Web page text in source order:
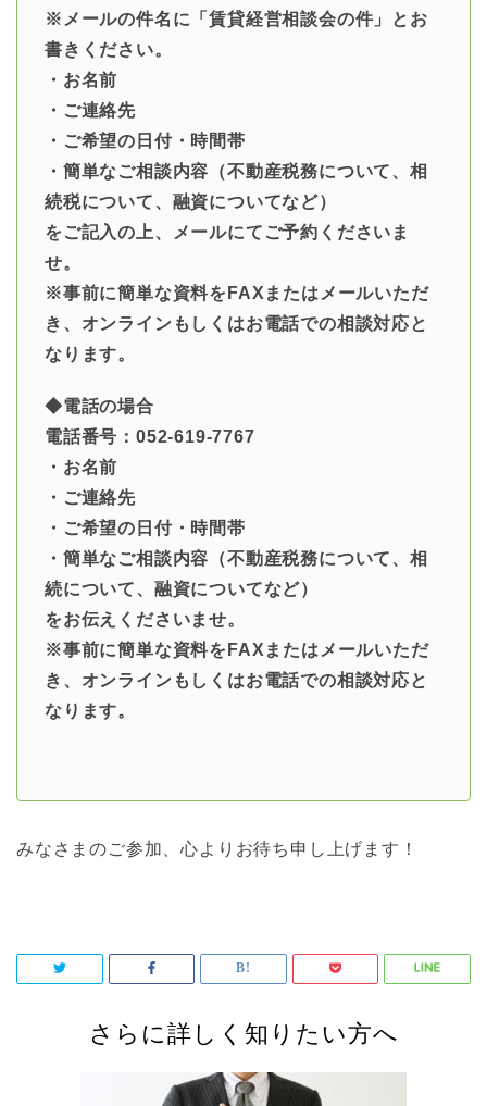
※メールの件名に「賃貸経営相談会の件」とお
書きください。
・お名前
・ご連絡先
・ご希望の日付・時間帯
・簡単なご相談内容（不動産税務について、相
続税について、融資についてなど）
をご記入の上、メールにてご予約くださいま
せ。
※事前に簡単な資料をFAXまたはメールいただ
き、オンラインもしくはお電話での相談対応と
なります。
◆電話の場合
電話番号：052-619-7767
・お名前
・ご連絡先
・ご希望の日付・時間帯
・簡単なご相談内容（不動産税務について、相
続について、融資についてなど）
をお伝えくださいませ。
※事前に簡単な資料をFAXまたはメールいただ
き、オンラインもしくはお電話での相談対応と
なります。
みなさまのご参加、心よりお待ち申し上げます！
さらに詳しく知りたい方へ